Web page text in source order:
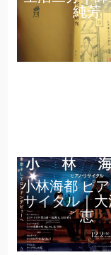
純芳
小林海都 ピ
サイタル｜
恵